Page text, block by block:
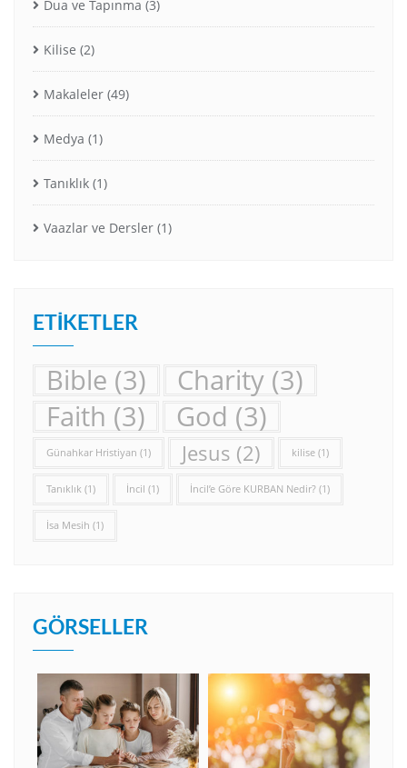
Dua ve Tapınma (3)
Kilise (2)
Makaleler (49)
Medya (1)
Tanıklık (1)
Vaazlar ve Dersler (1)
ETIKETLER
Bible (3) Charity (3)
Faith (3) God (3)
Günahkar Hristiyan (1) Jesus (2) kilise (1)
Tanıklık (1) İncil (1) İncil’e Göre KURBAN Nedir? (1)
İsa Mesih (1)
GÖRSELLER